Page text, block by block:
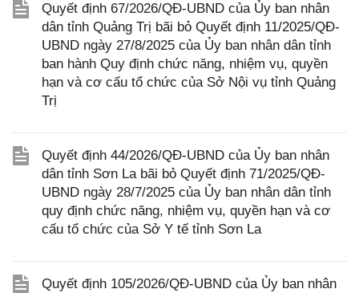
Quyết định 67/2026/QĐ-UBND của Ủy ban nhân
dân tỉnh Quảng Trị bãi bỏ Quyết định 11/2025/QĐ-
UBND ngày 27/8/2025 của Ủy ban nhân dân tỉnh
ban hành Quy định chức năng, nhiệm vụ, quyền
hạn và cơ cấu tổ chức của Sở Nội vụ tỉnh Quảng
Trị
Quyết định 44/2026/QĐ-UBND của Ủy ban nhân
dân tỉnh Sơn La bãi bỏ Quyết định 71/2025/QĐ-
UBND ngày 28/7/2025 của Ủy ban nhân dân tỉnh
quy định chức năng, nhiệm vụ, quyền hạn và cơ
cấu tổ chức của Sở Y tế tỉnh Sơn La
Quyết định 105/2026/QĐ-UBND của Ủy ban nhân